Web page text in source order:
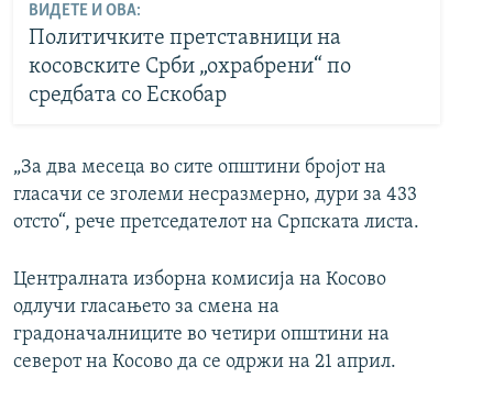
ВИДЕТЕ И ОВА:
Политичките претставници на
косовските Срби „охрабрени“ по
средбата со Ескобар
„За два месеца во сите општини бројот на
гласачи се зголеми несразмерно, дури за 433
отсто“, рече претседателот на Српската листа.
Централната изборна комисија на Косово
одлучи гласањето за смена на
градоначалниците во четири општини на
северот на Косово да се одржи на 21 април.